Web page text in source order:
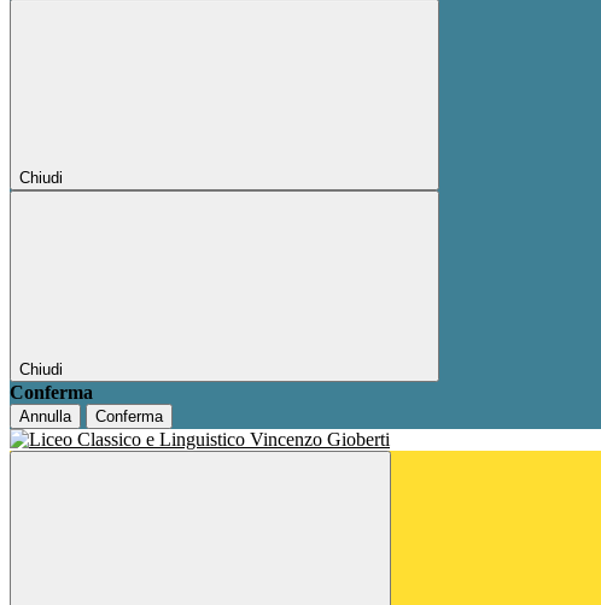
Chiudi
Chiudi
Conferma
Annulla Conferma